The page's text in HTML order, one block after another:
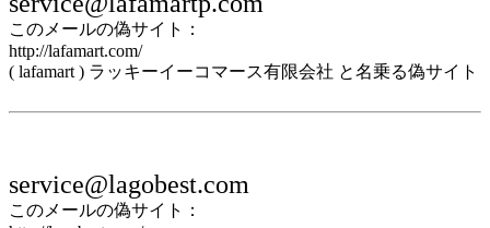
このメールの偽サイト：
http://lafamart.com/
( lafamart ) ラッキーイーコマース有限会社 と名乗る偽サイト
service@lagobest.com
このメールの偽サイト：